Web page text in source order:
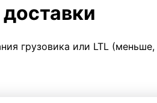
грузовика или LTL